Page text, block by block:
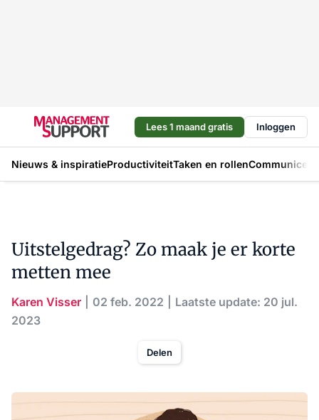
Lees 1 maand gratis Inloggen
Nieuws & inspiratieProductiviteitTaken en rollen
Uitstelgedrag? Zo maak je er korte
metten mee
Karen Visser 02 feb. 2022
Laatste update: 20 jul.
2023
Delen